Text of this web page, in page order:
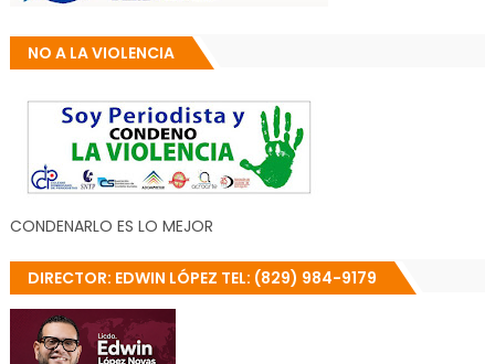
NO A LA VIOLENCIA
CONDENARLO ES LO MEJOR
DIRECTOR: EDWIN LÓPEZ TEL: (829) 984-9179